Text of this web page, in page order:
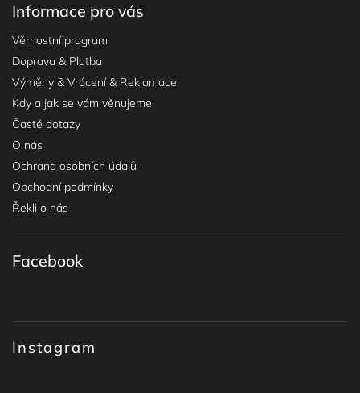
Informace pro vás
Věrnostní program
Doprava & Platba
Výměny & Vrácení & Reklamace
Kdy a jak se vám věnujeme
Časté dotazy
O nás
Ochrana osobních údajů
Obchodní podmínky
Řekli o nás
Instagram
Facebook